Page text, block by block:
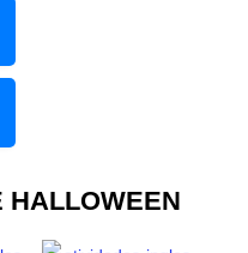
HALLOWEEN